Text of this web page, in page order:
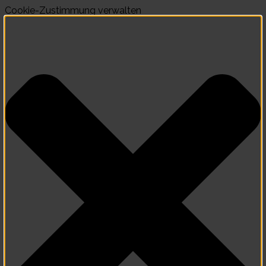
Cookie-Zustimmung verwalten